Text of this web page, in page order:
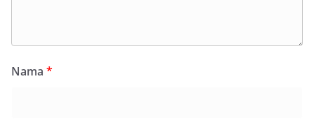
Nama *